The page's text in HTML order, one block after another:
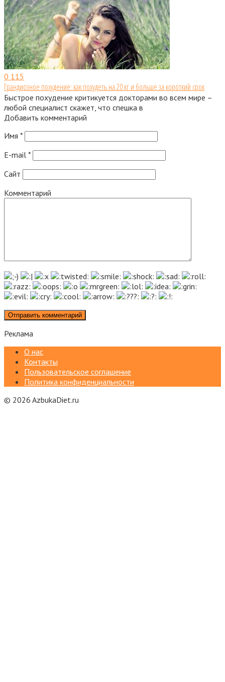
0 115
Грандиозное похудение: как похудеть на 20 кг и больше за короткий срок
Быстрое похудение критикуется докторами во всем мире –
любой специалист скажет, что спешка в
Добавить комментарий
Имя *
E-mail *
Сайт
Комментарий
Реклама
О нас
Контакты
Пользовательское соглашение
Политика конфиденциальности
© 2026 AzbukaDiet.ru